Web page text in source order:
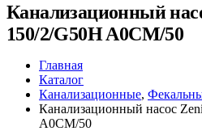
Канализационный
150/2/G50H A0CM/50
Главная
Каталог
Канализационные,
Канализационный насос
A0CM/50